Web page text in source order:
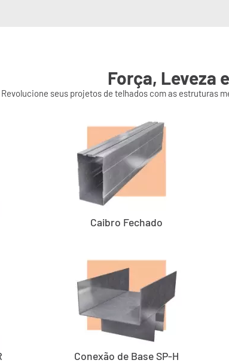
Força, Leveza
Revolucione seus projetos de telhados com as estruturas
Caibro Fechado
Conexão de Base SP-H